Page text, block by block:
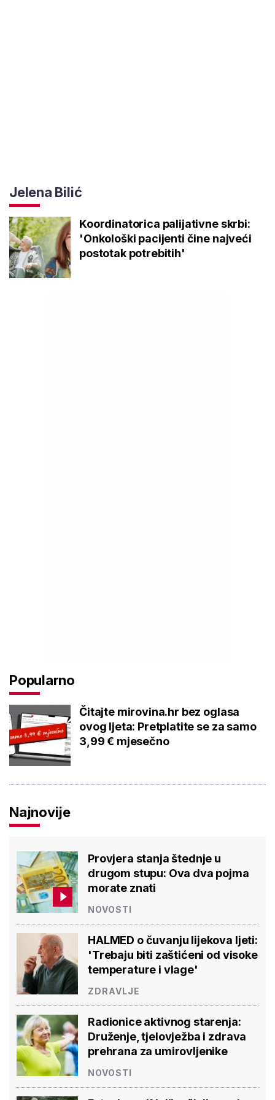
Jelena Bilić
Koordinatorica palijativne skrbi:
'Onkološki pacijenti čine najveći
postotak potrebitih'
Popularno
Čitajte mirovina.hr bez oglasa
ovog ljeta: Pretplatite se za samo
3,99 € mjesečno
Najnovije
Provjera stanja štednje u
drugom stupu: Ova dva pojma
morate znati
NOVOSTI
HALMED o čuvanju lijekova ljeti:
'Trebaju biti zaštićeni od visoke
temperature i vlage'
ZDRAVLJE
Radionice aktivnog starenja:
Druženje, tjelovježba i zdrava
prehrana za umirovljenike
NOVOSTI